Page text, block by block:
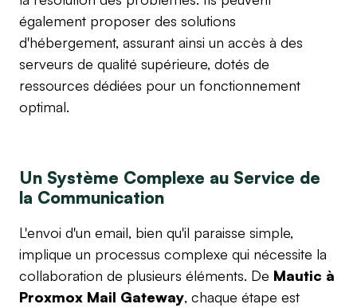
également proposer des solutions
d'hébergement, assurant ainsi un accès à des
serveurs de qualité supérieure, dotés de
ressources dédiées pour un fonctionnement
optimal.
Un Système Complexe au Service de
la Communication
L'envoi d'un email, bien qu'il paraisse simple,
implique un processus complexe qui nécessite la
collaboration de plusieurs éléments. De Mautic à
Proxmox Mail Gateway, chaque étape est